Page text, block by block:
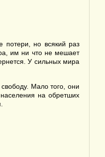
но всякий раз
им ни что не мешает
У сильных мира
Мало того, они
на обретших